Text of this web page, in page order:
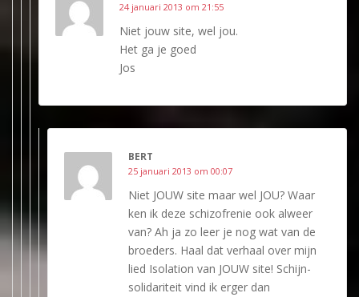
24 januari 2013 om 21:55
Niet jouw site, wel jou.
Het ga je goed
Jos
BERT
25 januari 2013 om 00:07
Niet JOUW site maar wel JOU? Waar
ken ik deze schizofrenie ook alweer
van? Ah ja zo leer je nog wat van de
broeders. Haal dat verhaal over mijn
lied Isolation van JOUW site! Schijn-
solidariteit vind ik erger dan